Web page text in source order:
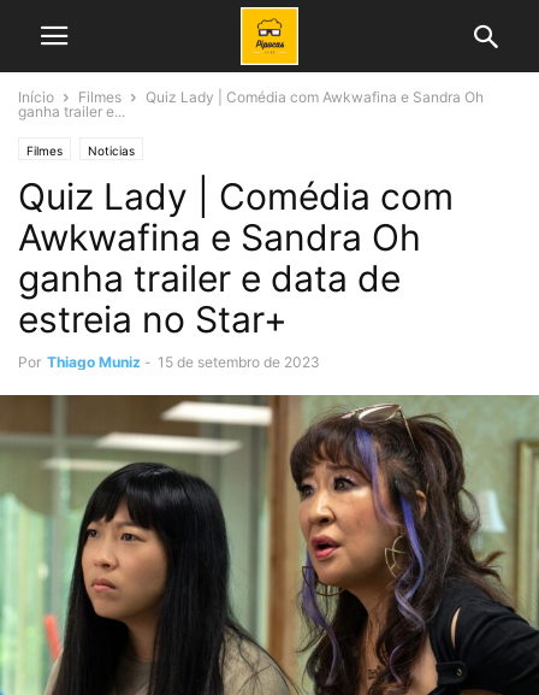
Início Filmes
Quiz Lady | Comédia com Awkwafina e Sandra Oh
ganha trailer e...
Filmes Noticias
Quiz Lady | Comédia com
Awkwafina e Sandra Oh
ganha trailer e data de
estreia no Star+
Por Thiago Muniz - 15 de setembro de 2023